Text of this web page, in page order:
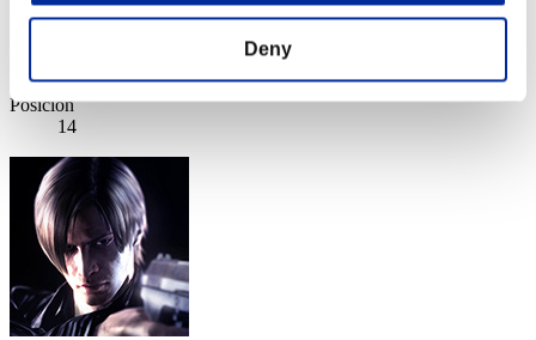
Deny
Uzumaki1988
Posición
14